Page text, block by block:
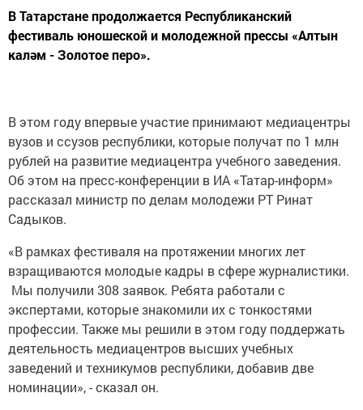
В Татарстане продолжается Республиканский
фестиваль юношеской и молодежной прессы «Алтын
каләм - Золотое перо».
В этом году впервые участие принимают медиацентры
вузов и ссузов республики, которые получат по 1 млн
рублей на развитие медиацентра учебного заведения.
Об этом на пресс-конференции в ИА «Татар-информ»
рассказал министр по делам молодежи РТ Ринат
Садыков.
«В рамках фестиваля на протяжении многих лет
взращиваются молодые кадры в сфере журналистики.
Мы получили 308 заявок. Ребята работали с
экспертами, которые знакомили их с тонкостями
профессии. Также мы решили в этом году поддержать
деятельность медиацентров высших учебных
заведений и техникумов республики, добавив две
номинации», - сказал он.